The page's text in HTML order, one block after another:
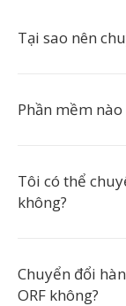
Tại sao nên
Phần mềm
Tôi có thể
không?
Chuyển đổi
ORF không?